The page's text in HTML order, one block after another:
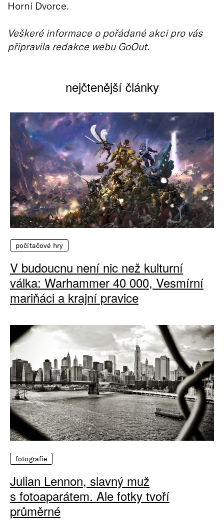
Horní Dvorce.
Veškeré informace o pořádané akci pro vás
připravila redakce webu GoOut.
nejčtenější články
počítačové hry
V budoucnu není nic než kulturní
válka: Warhammer 40 000, Vesmírní
mariňáci a krajní pravice
fotografie
Julian Lennon, slavný muž
s fotoaparátem. Ale fotky tvoří
průměrné